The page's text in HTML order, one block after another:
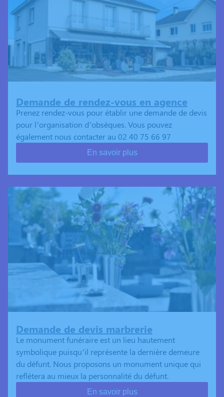
Demande de rendez-vous en agence
Prenez rendez-vous pour établir une demande de devis
pour l’organisation d’obsèques. Vous pouvez
également nous contacter au 02 40 75 66 97
En savoir plus
Demande de devis marbrerie
Le monument funéraire est un lieu hautement
symbolique puisqu’il représente la dernière demeure
du défunt. Nous proposons un monument unique qui
reflétera au mieux la personnalité du défunt.
En savoir plus